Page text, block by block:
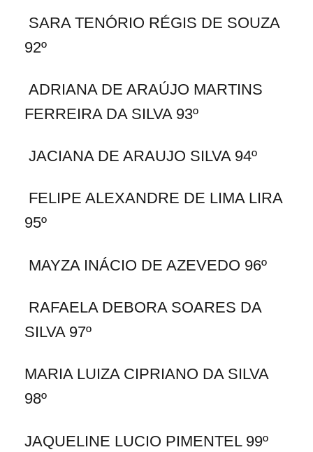
SARA TENÓRIO RÉGIS DE SOUZA
92º
ADRIANA DE ARAÚJO MARTINS
FERREIRA DA SILVA 93º
JACIANA DE ARAUJO SILVA 94º
FELIPE ALEXANDRE DE LIMA LIRA
95º
MAYZA INÁCIO DE AZEVEDO 96º
RAFAELA DEBORA SOARES DA
SILVA 97º
MARIA LUIZA CIPRIANO DA SILVA
98º
JAQUELINE LUCIO PIMENTEL 99º